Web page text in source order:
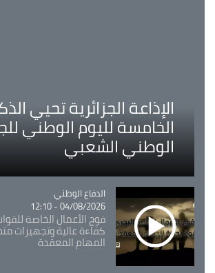
الإذاعة الجزائرية تحيي
الخامسة لليوم الوطني
الوطني الشعبي
Catégorie
الدفاع الوطني
04/08/2026 - 12:10
فوج الأعمال الخاصة للقوات
كفاءة عالية وتجهيزات
المهام المعقدة